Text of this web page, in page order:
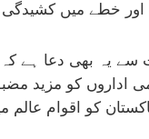
خطے میں کشیدگی
سے یہ بھی دعا ہے
اداروں کو مزید
کو اقوام